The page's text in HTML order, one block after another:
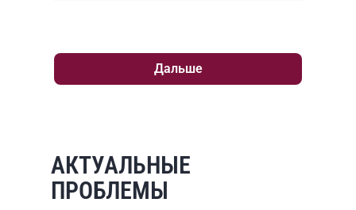
Дальше
АКТУАЛЬНЫЕ
ПРОБЛЕМЫ